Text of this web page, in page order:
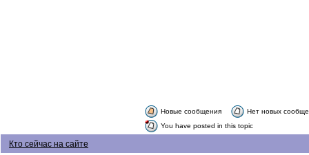
Новые сообщения
Нет новых
You have posted in this topic
Кто сейчас на сайте